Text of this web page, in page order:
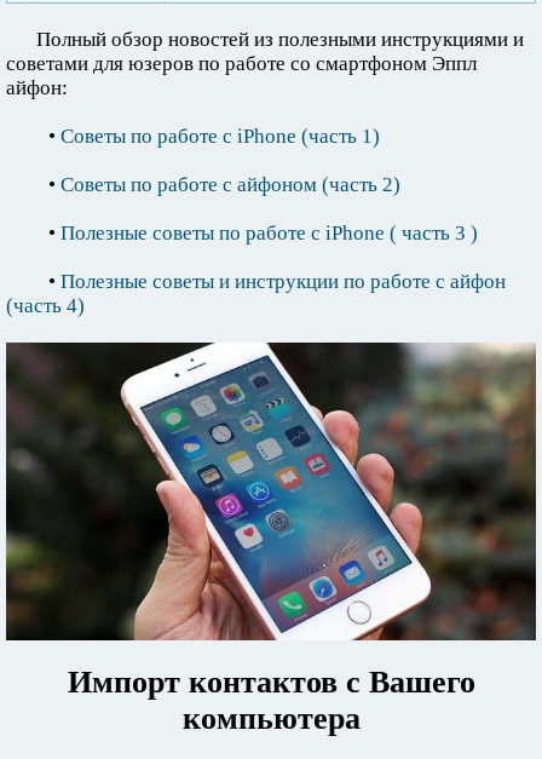
Полный обзор новостей из полезными инструкциями и
советами для юзеров по работе со смартфоном Эппл
айфон:
• Советы по работе с iPhone (часть 1)
• Советы по работе с айфоном (часть 2)
• Полезные советы по работе с iPhone ( часть 3 )
• Полезные советы и инструкции по работе с айфон
(часть 4)
Импорт контактов с Вашего
компьютера